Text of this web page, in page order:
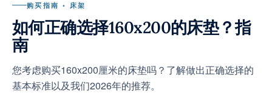
床上用品测评
购买指南
购买指南 • 床架
如何正确选择160x200的床垫？指
南
您考虑购买160x200厘米的床垫吗？了解做出正确选择的
基本标准以及我们2026年的推荐。